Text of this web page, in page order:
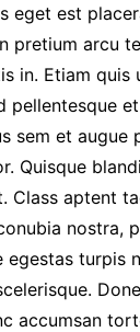
eget est
pretium arcu
in. Etiam quis
pellentesque
sem et augue
Quisque
Class aptent
nostra,
egestas turpis
accumsan